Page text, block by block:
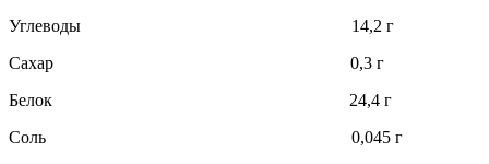
Углеводы 14,2 г
Сахар 0,3 г
Белок 24,4 г
Соль 0,045 г